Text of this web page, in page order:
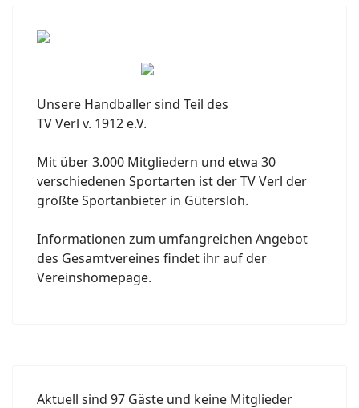
Unsere Handballer sind Teil des
TV Verl v. 1912 e.V.
Mit über 3.000 Mitgliedern und etwa 30
verschiedenen Sportarten ist der TV Verl der
größte Sportanbieter in Gütersloh.
Informationen zum umfangreichen Angebot
des Gesamtvereines findet ihr auf der
Vereinshomepage.
Aktuell sind 97 Gäste und keine Mitglieder